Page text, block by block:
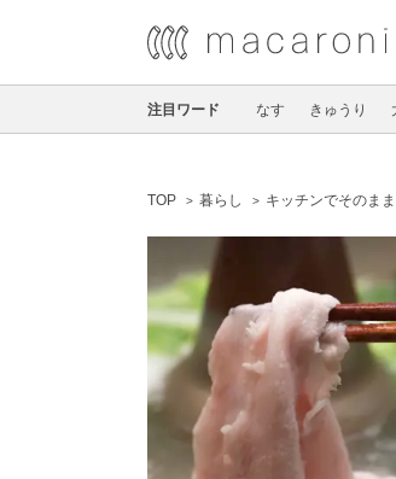
注目ワード なす きゅうり
TOP 暮らし キッチンでそのま